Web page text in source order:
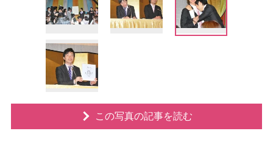
この写真の記事を読む